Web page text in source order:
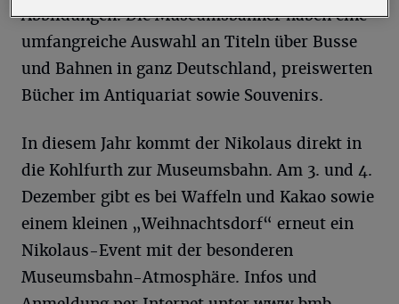
Abbildungen. Die Museumsbahner haben eine
umfangreiche Auswahl an Titeln über Busse
und Bahnen in ganz Deutschland, preiswerten
Bücher im Antiquariat sowie Souvenirs.
In diesem Jahr kommt der Nikolaus direkt in
die Kohlfurth zur Museumsbahn. Am 3. und 4.
Dezember gibt es bei Waffeln und Kakao sowie
einem kleinen „Weihnachtsdorf“ erneut ein
Nikolaus-Event mit der besonderen
Museumsbahn-Atmosphäre. Infos und